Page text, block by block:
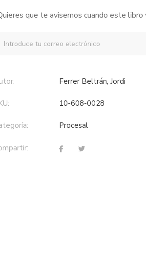
que te avisemos cuando este
Ferrer Beltrán, Jordi
10-608-0028
procesal